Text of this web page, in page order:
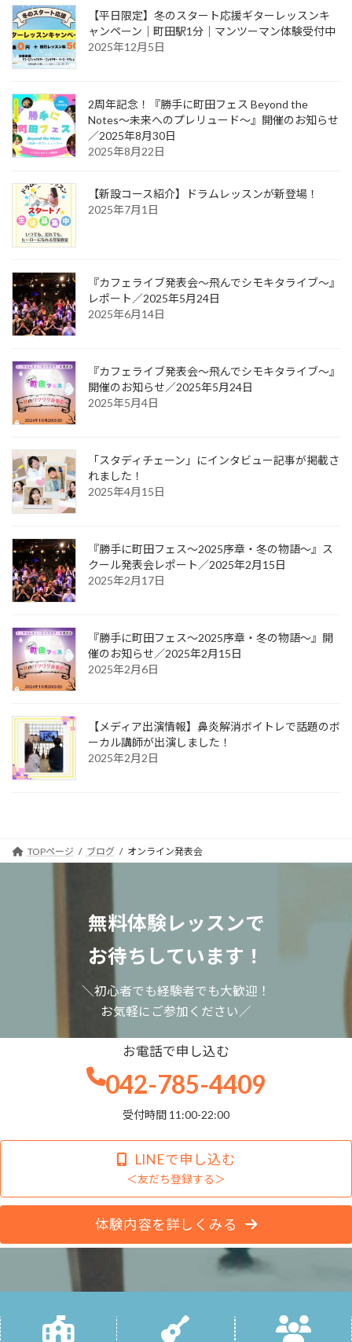
【平日限定】冬のスタート応援ギターレッスンキ
ャンペーン｜町田駅1分｜マンツーマン体験受付中
2025年12月5日
2周年記念！『勝手に町田フェス Beyond the
Notes～未来へのプレリュード～』開催のお知らせ
／2025年8月30日
2025年8月22日
【新設コース紹介】ドラムレッスンが新登場！
2025年7月1日
『カフェライブ発表会〜飛んでシモキタライブ〜』
レポート／2025年5月24日
2025年6月14日
『カフェライブ発表会〜飛んでシモキタライブ〜』
開催のお知らせ／2025年5月24日
2025年5月4日
「スタディチェーン」にインタビュー記事が掲載さ
れました！
2025年4月15日
『勝手に町田フェス〜2025序章・冬の物語〜』ス
クール発表会レポート／2025年2月15日
2025年2月17日
『勝手に町田フェス〜2025序章・冬の物語〜』開
催のお知らせ／2025年2月15日
2025年2月6日
【メディア出演情報】鼻炎解消ボイトレで話題のボ
ーカル講師が出演しました！
2025年2月2日
TOPページ ブログ オンライン発表会
無料体験レッスンで
お待ちしています！
＼初心者でも経験者でも大歓迎！
お気軽にご参加ください／
お電話で申し込む
042-785-4409
受付時間 11:00-22:00
LINEで申し込む
＜友だち登録する＞
体験内容を詳しくみる